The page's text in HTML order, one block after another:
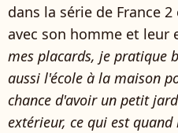
dans la série de France
avec son homme et leur
mes placards, je pratique
aussi l'école à la maison
chance d'avoir un petit
extérieur, ce qui est